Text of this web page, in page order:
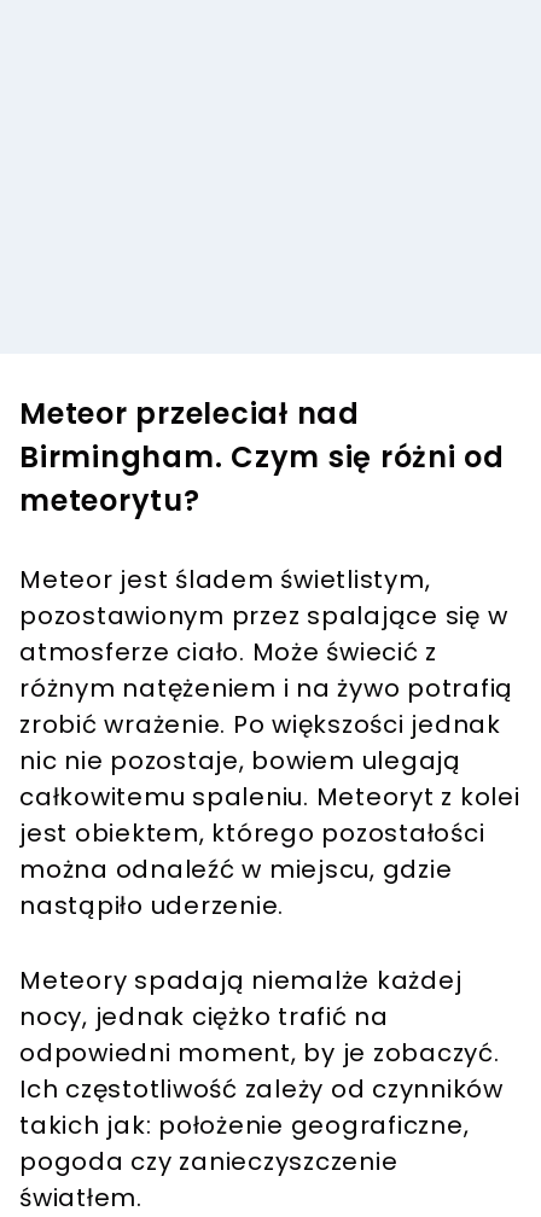
Meteor przeleciał nad
Birmingham. Czym się różni od
meteorytu?
Meteor jest śladem świetlistym,
pozostawionym przez spalające się w
atmosferze ciało. Może świecić z
różnym natężeniem i na żywo potrafią
zrobić wrażenie. Po większości jednak
nic nie pozostaje, bowiem ulegają
całkowitemu spaleniu. Meteoryt z kolei
jest obiektem, którego pozostałości
można odnaleźć w miejscu, gdzie
nastąpiło uderzenie.
Meteory spadają niemalże każdej
nocy, jednak ciężko trafić na
odpowiedni moment, by je zobaczyć.
Ich częstotliwość zależy od czynników
takich jak: położenie geograficzne,
pogoda czy zanieczyszczenie
światłem.